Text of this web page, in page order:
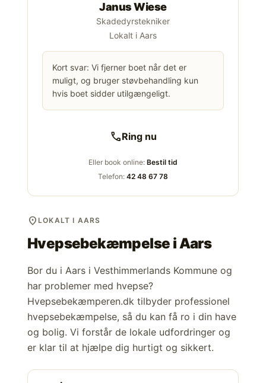
Janus Wiese
Skadedyrstekniker
Lokalt i Aars
Kort svar: Vi fjerner boet når det er
muligt, og bruger støvbehandling kun
hvis boet sidder utilgængeligt.
callRing nu
Eller book online: Bestil tid
Telefon: 42 48 67 78
location_on LOKALT I AARS
Hvepsebekæmpelse iAars
Bor du i Aars i Vesthimmerlands Kommune og
har problemer med hvepse?
Hvepsebekæmperen.dk tilbyder professionel
hvepsebekæmpelse, så du kan få ro i din have
og bolig. Vi forstår de lokale udfordringer og
er klar til at hjælpe dig hurtigt og sikkert.